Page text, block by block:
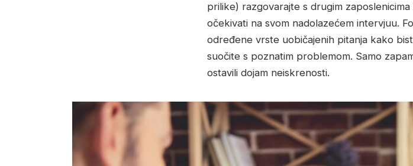
prilike) razgovarajte s drugim
očekivati ​​na svom nadolazećem intervjuu.
određene vrste uobičajenih pitanja kako
suočite s poznatim problemom. Samo
ostavili dojam neiskrenosti.